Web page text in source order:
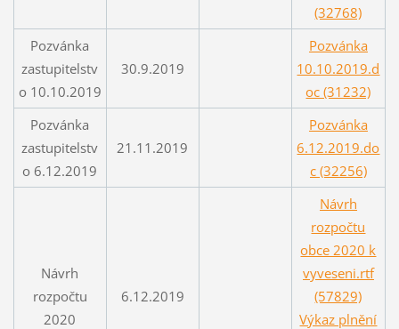
(32768)
Pozvánka
zastupitelstv
o 10.10.2019
30.9.2019
Pozvánka
10.10.2019.d
oc (31232)
Pozvánka
zastupitelstv
o 6.12.2019
21.11.2019
Pozvánka
6.12.2019.do
c (32256)
Návrh
rozpočtu
2020
6.12.2019
Návrh
rozpočtu
obce 2020 k
vyveseni.rtf
(57829)
Výkaz plnění